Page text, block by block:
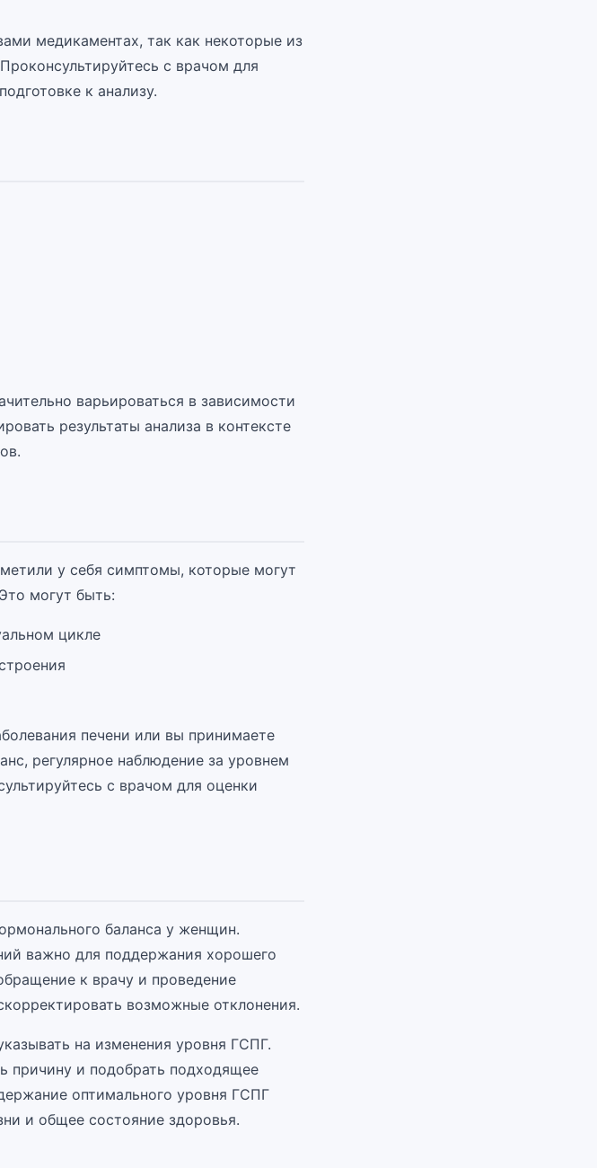
медикаментах, так как некоторые из
с врачом для
к анализу.
варьироваться в зависимости
результаты анализа в контексте
у себя симптомы, которые могут
могут быть:
цикле
печени или вы принимаете
регулярное наблюдение за уровнем
с врачом для оценки
баланса у женщин.
важно для поддержания хорошего
к врачу и проведение
возможные отклонения.
на изменения уровня ГСПГ.
причину и подобрать подходящее
оптимального уровня ГСПГ
и общее состояние здоровья.